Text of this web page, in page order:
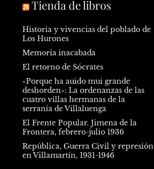
Tienda de libros
Historia y vivencias del poblado de
Los Hurones
Memoria inacabada
El retorno de Sócrates
«Porque ha auido mui grande
deshorden»: La ordenanzas de las
cuatro villas hermanas de la
serranía de Villaluenga
El Frente Popular. Jimena de la
Frontera, febrero-julio 1936
República, Guerra Civil y represión
en Villamartín, 1931-1946